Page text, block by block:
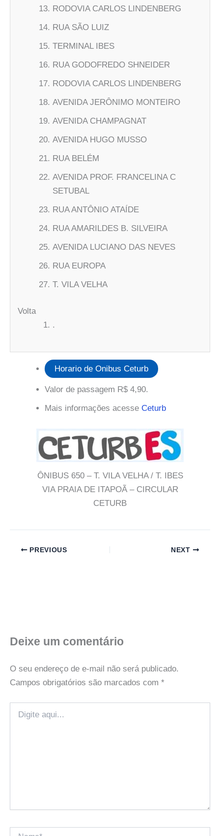
RODOVIA CARLOS LINDENBERG
RUA SÃO LUIZ
TERMINAL IBES
RUA GODOFREDO SHNEIDER
RODOVIA CARLOS LINDENBERG
AVENIDA JERÔNIMO MONTEIRO
AVENIDA CHAMPAGNAT
AVENIDA HUGO MUSSO
RUA BELÉM
AVENIDA PROF. FRANCELINA C
SETUBAL
RUA ANTÔNIO ATAÍDE
RUA AMARILDES B. SILVEIRA
AVENIDA LUCIANO DAS NEVES
RUA EUROPA
T. VILA VELHA
Volta
.
Horario de Onibus Ceturb
Valor de passagem R$ 4,90.
Mais informações acesse Ceturb
ÔNIBUS 650 – T. VILA VELHA / T. IBES
VIA PRAIA DE ITAPOÃ – CIRCULAR
CETURB
PREVIOUS NEXT
Deixe um comentário
O seu endereço de e-mail não será publicado.
Campos obrigatórios são marcados com *
aqui...